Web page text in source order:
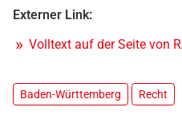
Externer Link:
Volltext auf der Seite von
Baden-Württemberg Recht